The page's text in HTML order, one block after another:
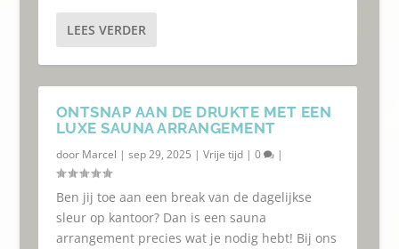
LEES VERDER
ONTSNAP AAN DE DRUKTE MET EEN
LUXE SAUNA ARRANGEMENT
door Marcel | sep 29, 2025 | Vrije tijd| 0 |
Ben jij toe aan een break van de dagelijkse
sleur op kantoor? Dan is een sauna
arrangement precies wat je nodig hebt! Bij ons